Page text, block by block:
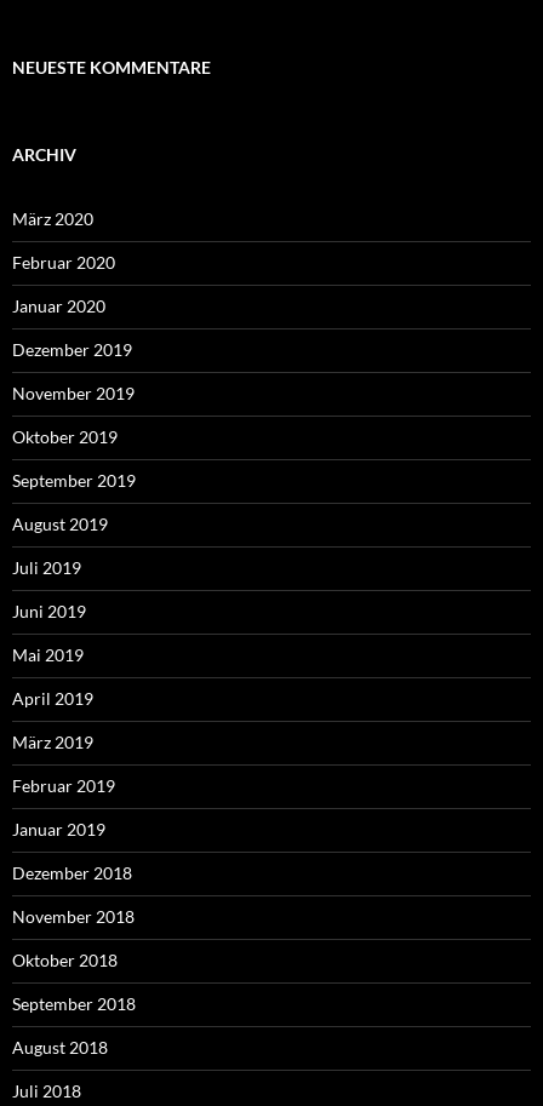
NEUESTE KOMMENTARE
ARCHIV
März 2020
Februar 2020
Januar 2020
Dezember 2019
November 2019
Oktober 2019
September 2019
August 2019
Juli 2019
Juni 2019
Mai 2019
April 2019
März 2019
Februar 2019
Januar 2019
Dezember 2018
November 2018
Oktober 2018
September 2018
August 2018
Juli 2018